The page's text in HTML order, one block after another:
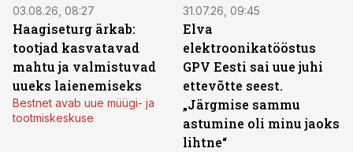
03.08.26, 08:27
Haagiseturg ärkab:
tootjad kasvatavad
mahtu ja valmistuvad
uueks laienemiseks
Bestnet avab uue müügi- ja
tootmiskeskuse
31.07.26, 09:45
Elva
elektroonikatööstus
GPV Eesti sai uue juhi
ettevõtte seest.
„Järgmise sammu
astumine oli minu jaoks
lihtne“